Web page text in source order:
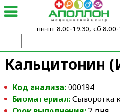
Кальцитонин
Код анализа:000194
Биоматериал:Сыворотка
пн-пт 8:00-19:30, сб